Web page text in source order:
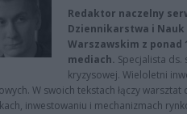
Redaktor naczelny
Dziennikarstwa i
Warszawskim z
mediach. Specjalista
kryzysowej. Wieloletni
W swoich tekstach łączy
inwestowaniu i mechanizmach